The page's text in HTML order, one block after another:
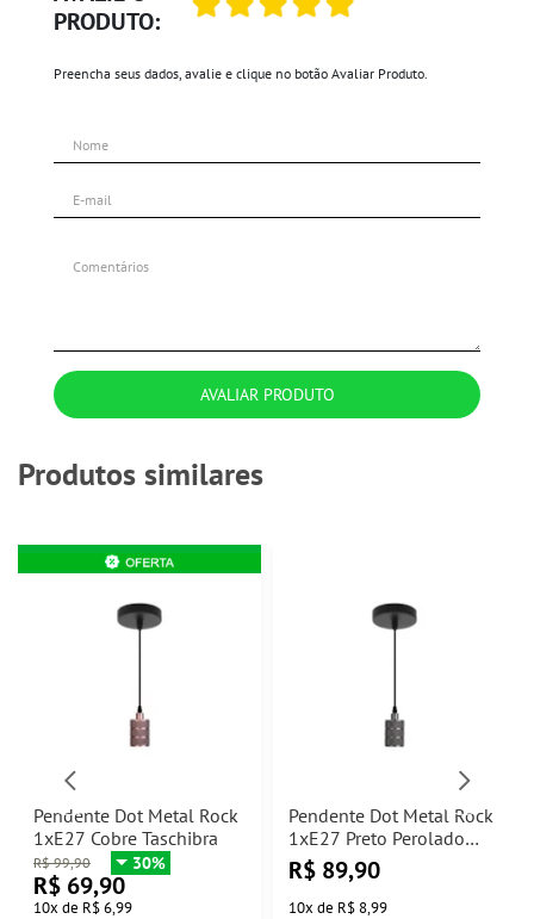
PRODUTO:
Preencha seus dados, avalie e clique no botão Avaliar Produto.
AVALIAR PRODUTO
Produtos similares
Pendente Dot Metal Rock
1xE27 Cobre Taschibra
R$ 99,90 30%
R$ 69,90
10x de R$ 6,99
Pendente Dot Metal Rock
1xE27 Preto Perolado
Taschibra
R$ 89,90
10x de R$ 8,99